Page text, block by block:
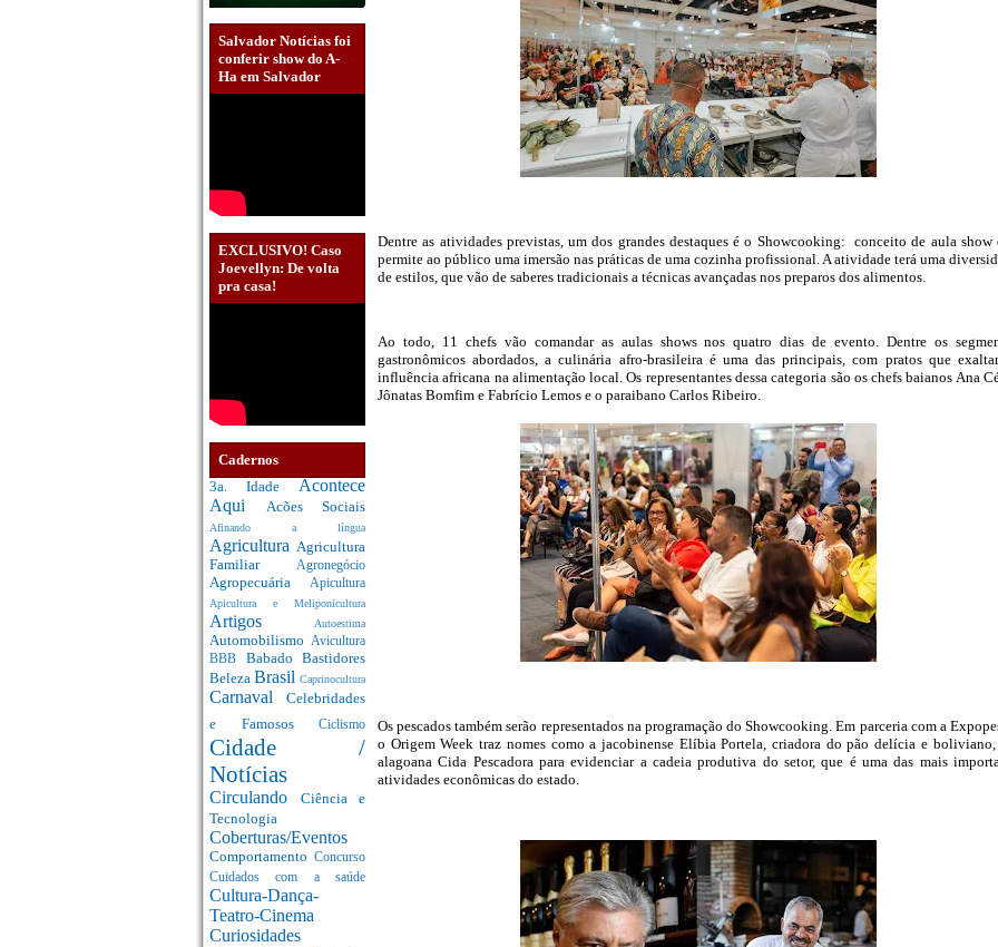
Salvador Notícias foi
conferir show do A-
Ha em Salvador
EXCLUSIVO! Caso
Joevellyn: De volta
pra casa!
Cadernos
3a. Idade Acontece
Aqui Acões Sociais
Afinando a língua
Agricultura Agricultura
Familiar Agronegócio
Agropecuária Apicultura
Apicultura e Meliponicultura
Artigos Autoestima
Automobilismo Avicultura
BBB Babado Bastidores
Beleza Brasil Caprinocultura
Carnaval Celebridades
e Famosos Ciclismo
Cidade /
Notícias
Circulando Ciência e
Tecnologia
Coberturas/Eventos
Comportamento Concurso
Cuidados com a saúde
Cultura-Dança-
Teatro-Cinema
Curiosidades
Dentre as atividades previstas, um dos grandes destaques é o Showcooking: conceito de aula show
permite ao público uma imersão nas práticas de uma cozinha profissional. A atividade terá uma
de estilos, que vão de saberes tradicionais a técnicas avançadas nos preparos dos alimentos.
Ao todo, 11 chefs vão comandar as aulas shows nos quatro dias de evento. Dentre os
gastronômicos abordados, a culinária afro-brasileira é uma das principais, com pratos que
influência africana na alimentação local. Os representantes dessa categoria são os chefs baianos Ana
Jônatas Bomfim e Fabrício Lemos e o paraibano Carlos Ribeiro.
Os pescados também serão representados na programação do Showcooking. Em parceria com a
o Origem Week traz nomes como a jacobinense Elíbia Portela, criadora do pão delícia e
alagoana Cida Pescadora para evidenciar a cadeia produtiva do setor, que é uma das mais
atividades econômicas do estado.